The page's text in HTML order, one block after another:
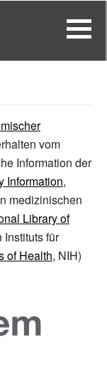
vom
Information der
Information,
medizinischen
Library of
Instituts für
of Health, NIH)